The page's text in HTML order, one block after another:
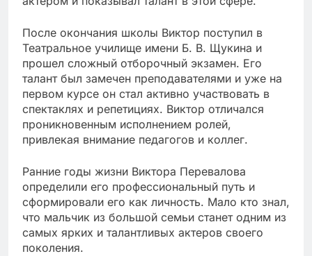
После окончания школы Виктор поступил в
Театральное училище имени Б. В. Щукина и
прошел сложный отборочный экзамен. Его
талант был замечен преподавателями и уже на
первом курсе он стал активно участвовать в
спектаклях и репетициях. Виктор отличался
проникновенным исполнением ролей,
привлекая внимание педагогов и коллег.
Ранние годы жизни Виктора Перевалова
определили его профессиональный путь и
сформировали его как личность. Мало кто знал,
что мальчик из большой семьи станет одним из
самых ярких и талантливых актеров своего
поколения.